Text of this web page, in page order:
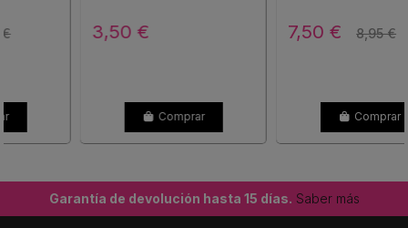
8,95 €
Garantía de devolución hasta 15 días. Saber más